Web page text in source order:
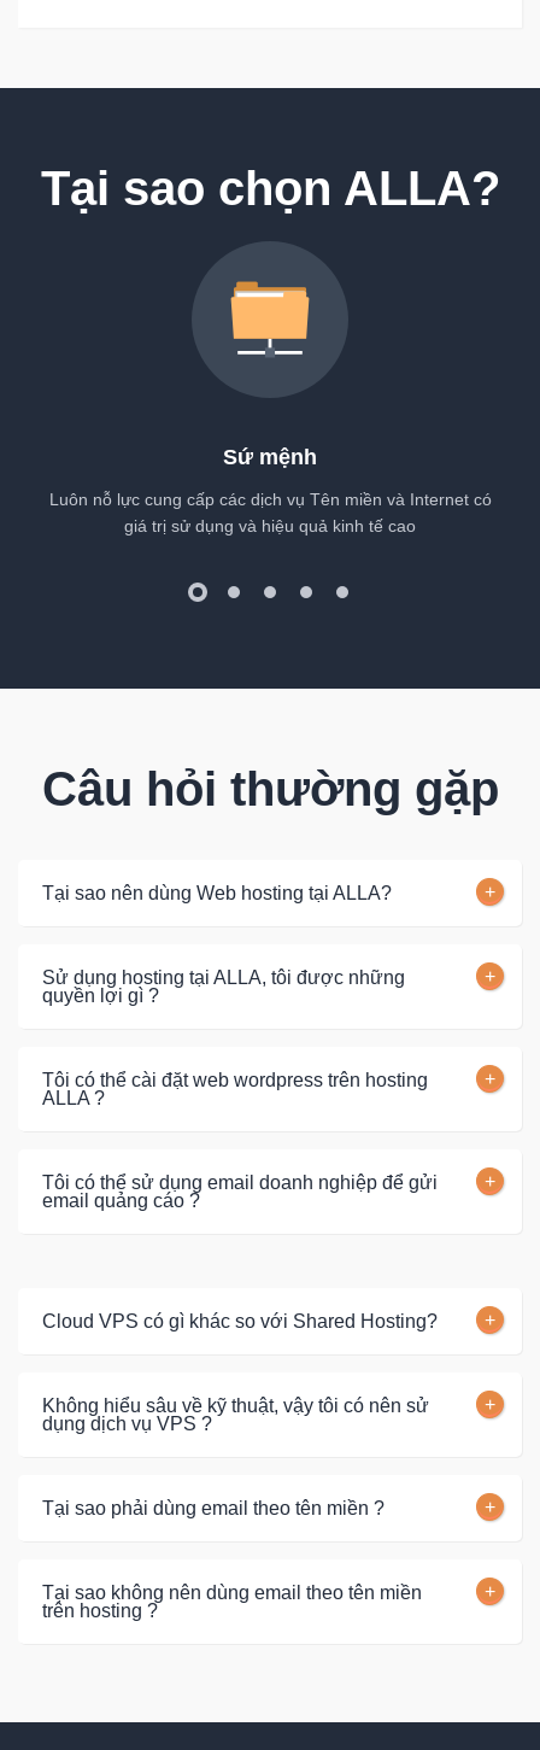
Tại sao chọn ALLA?
Sứ mệnh
Luôn nỗ lực cung cấp các dịch vụ Tên miền và Internet có
giá trị sử dụng và hiệu quả kinh tế cao
Câu hỏi thường gặp
Tại sao nên dùng Web hosting tại ALLA?
Sử dụng hosting tại ALLA, tôi được những
quyền lợi gì ?
Tôi có thể cài đặt web wordpress trên hosting
ALLA ?
Tôi có thể sử dụng email doanh nghiệp để gửi
email quảng cáo ?
Cloud VPS có gì khác so với Shared Hosting?
Không hiểu sâu về kỹ thuật, vậy tôi có nên sử
dụng dịch vụ VPS ?
Tại sao phải dùng email theo tên miền ?
Tại sao không nên dùng email theo tên miền
trên hosting ?